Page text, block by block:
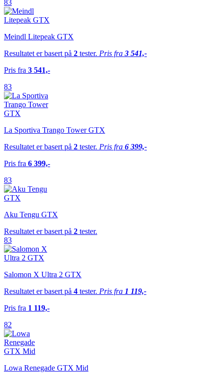
83
Meindl Litepeak GTX
Resultatet er basert på 2 tester. Pris fra 3 541,-
Pris fra 3 541,-
83
La Sportiva Trango Tower GTX
Resultatet er basert på 2 tester. Pris fra 6 399,-
Pris fra 6 399,-
83
Aku Tengu GTX
Resultatet er basert på 2 tester.
83
Salomon X Ultra 2 GTX
Resultatet er basert på 4 tester. Pris fra 1 119,-
Pris fra 1 119,-
82
Lowa Renegade GTX Mid